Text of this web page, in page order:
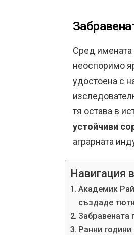
Сред имената
неоспоримо
удостоена с
тя остава в
устойчиви
аграрната
Навигация
Академик
създаде
Забравената
Ранни